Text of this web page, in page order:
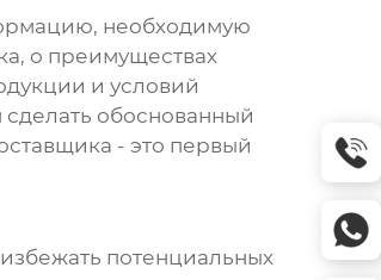
необходимую
о преимуществах
и условий
обоснованный
- это первый
потенциальных